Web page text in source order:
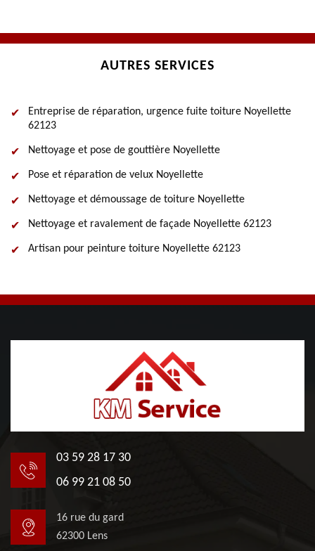
AUTRES SERVICES
Entreprise de réparation, urgence fuite toiture Noyellette
62123
Nettoyage et pose de gouttière Noyellette
Pose et réparation de velux Noyellette
Nettoyage et démoussage de toiture Noyellette
Nettoyage et ravalement de façade Noyellette 62123
Artisan pour peinture toiture Noyellette 62123
03 59 28 17 30
06 99 21 08 50
16 rue du gard
62300 Lens